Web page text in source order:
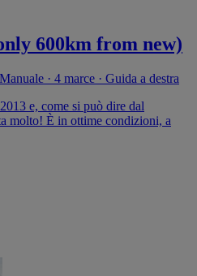
600km from new)
· 4 marce · Guida a destra
e, come si può dire dal
molto! È in ottime condizioni, a